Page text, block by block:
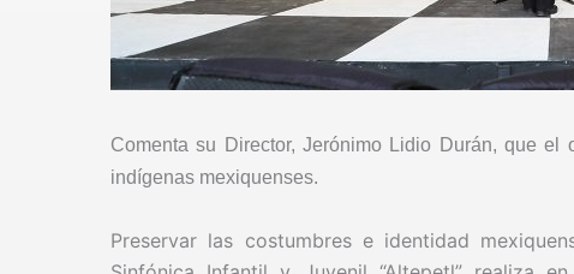
Comenta su Director, Jerónimo Lidio Durán, que
indígenas mexiquenses.
Preservar las costumbres e identidad